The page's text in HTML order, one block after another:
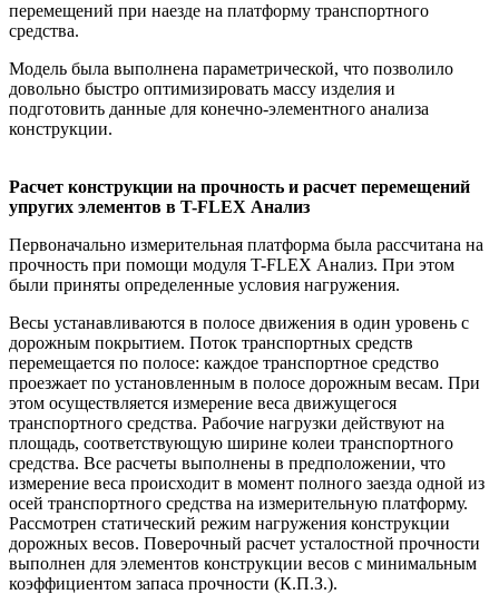
перемещений при наезде на платформу транспортного
средства.
Модель была выполнена параметрической, что позволило
довольно быстро оптимизировать массу изделия и
подготовить данные для конечно-элементного анализа
конструкции.
Расчет конструкции на прочность и расчет перемещений
упругих элементов в T-FLEX Анализ
Первоначально измерительная платформа была рассчитана на
прочность при помощи модуля T-FLEX Анализ. При этом
были приняты определенные условия нагружения.
Весы устанавливаются в полосе движения в один уровень с
дорожным покрытием. Поток транспортных средств
перемещается по полосе: каждое транспортное средство
проезжает по установленным в полосе дорожным весам. При
этом осуществляется измерение веса движущегося
транспортного средства. Рабочие нагрузки действуют на
площадь, соответствующую ширине колеи транспортного
средства. Все расчеты выполнены в предположении, что
измерение веса происходит в момент полного заезда одной из
осей транспортного средства на измерительную платформу.
Рассмотрен статический режим нагружения конструкции
дорожных весов. Поверочный расчет усталостной прочности
выполнен для элементов конструкции весов с минимальным
коэффициентом запаса прочности (К.П.З.).